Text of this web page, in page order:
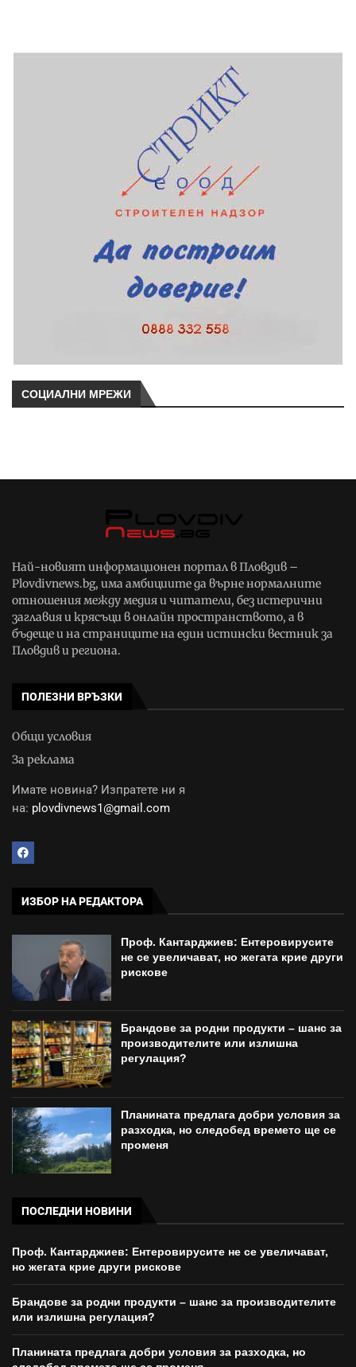
СОЦИАЛНИ МРЕЖИ
Най-новият информационен портал в Пловдив –
Plovdivnews.bg, има амбициите да върне нормалните
отношения между медия и читатели, без истерични
заглавия и крясъци в онлайн пространството, а в
бъдеще и на страниците на един истински вестник за
Пловдив и региона.
ПОЛЕЗНИ ВРЪЗКИ
Общи условия
За реклама
Имате новина? Изпратете ни я
на: plovdivnews1@gmail.com
ИЗБОР НА РЕДАКТОРА
Проф. Кантарджиев: Ентеровирусите
не се увеличават, но жегата крие други
рискове
Брандове за родни продукти – шанс за
производителите или излишна
регулация?
Планината предлага добри условия за
разходка, но следобед времето ще се
променя
ПОСЛЕДНИ НОВИНИ
Проф. Кантарджиев: Ентеровирусите не се увеличават,
но жегата крие други рискове
Брандове за родни продукти – шанс за производителите
или излишна регулация?
Планината предлага добри условия за разходка, но